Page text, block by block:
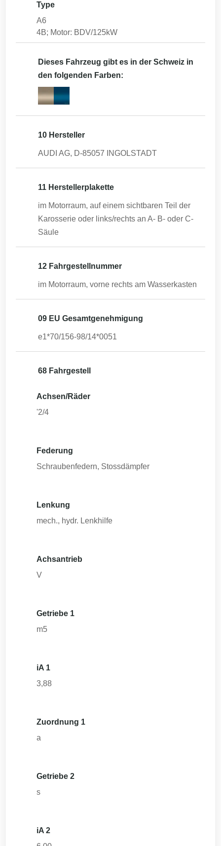
Type
A6
4B; Motor: BDV/125kW
Dieses Fahrzeug gibt es in der Schweiz in
den folgenden Farben:
10 Hersteller
AUDI AG, D-85057 INGOLSTADT
11 Herstellerplakette
im Motorraum, auf einem sichtbaren Teil der
Karosserie oder links/rechts an A- B- oder C-
Säule
12 Fahrgestellnummer
im Motorraum, vorne rechts am Wasserkasten
09 EU Gesamtgenehmigung
e1*70/156-98/14*0051
68 Fahrgestell
Achsen/Räder
'2/4
Federung
Schraubenfedern, Stossdämpfer
Lenkung
mech., hydr. Lenkhilfe
Achsantrieb
V
Getriebe 1
m5
iA 1
3,88
Zuordnung 1
a
Getriebe 2
s
iA 2